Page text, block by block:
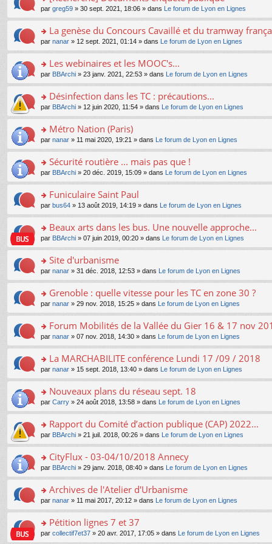
ré
c
e
nt
pl
u
s
ré
c
e
nt
n
le
pl
u
s
ré
c
e
nt
a
g
e
n
n
le
pl
u
s
ré
c
e
nt
e
s
a
g
e
n
n
le
pl
u
s
ré
c
e
nt
ult
er
le
m
e
s
a
g
e
n
n
le
pl
u
s
ré
c
e
nt
o
n
s
ult
er
le
m
e
s
a
g
e
n
n
le
pl
u
s
ré
c
e
nt
par greg59 » 30 sept. 2021, 18:06 » dans Le forum de Lyon en Lignes
o
n
s
ult
er
le
m
e
s
a
g
e
n
n
le
pl
u
s
ré
c
e
nt
La genèse du Concours Cavaillé et du tramway
par nanar » 12 sept. 2021, 01:14 » dans Le forum de Lyon en Lignes
o
n
s
ult
er
le
m
e
s
a
g
e
n
n
le
pl
u
s
ré
c
e
nt
Les webinaires et les MOOC's...
par BBArchi » 23 janv. 2021, 22:53 » dans Le forum de Lyon en Lignes
o
n
s
ult
er
le
m
e
s
a
g
e
n
n
le
pl
u
s
ré
c
e
nt
Désinfection dans les TC : précautions...
par BBArchi » 12 juin 2020, 11:54 » dans Le forum de Lyon en Lignes
o
n
s
ult
er
le
m
e
s
a
g
e
n
n
le
pl
u
s
ré
c
e
nt
Métro Nation (Paris)
par nanar » 11 mai 2020, 19:21 » dans Le forum de Lyon en Lignes
o
n
s
ult
er
le
m
e
s
a
g
e
n
n
le
pl
u
s
ré
c
e
nt
Sécurité routière ... mais pas que !
par BBArchi » 20 déc. 2019, 15:09 » dans Le forum de Lyon en Lignes
o
n
s
ult
er
le
m
e
s
a
g
e
n
n
le
pl
u
s
ré
c
e
nt
Funiculaire Saint Paul
par bus64 » 13 août 2019, 14:19 » dans Le forum de Lyon en Lignes
o
n
s
ult
er
le
m
e
s
a
g
e
n
n
le
pl
u
s
ré
c
e
nt
Beaux arts dans les bus. Une nouvelle approche...
par BBArchi » 07 juin 2019, 00:20 » dans Le forum de Lyon en Lignes
o
n
s
ult
er
le
m
e
s
a
g
e
n
n
le
pl
u
s
ré
c
e
nt
Site d'urbanisme
par nanar » 31 déc. 2018, 12:53 » dans Le forum de Lyon en Lignes
o
n
s
ult
er
le
m
e
s
a
g
e
n
n
le
pl
u
s
ré
c
e
nt
Grenoble : quelle vitesse pour les TC en zone 30 ?
par nanar » 29 nov. 2018, 15:25 » dans Le forum de Lyon en Lignes
o
n
s
ult
er
le
m
e
s
a
g
e
n
n
le
pl
u
s
ré
c
Forum Mobilités de la Vallée du Gier 16 & 17 nov
par nanar » 07 nov. 2018, 14:30 » dans Le forum de Lyon en Lignes
o
n
s
ult
er
le
m
e
s
a
g
e
n
n
le
pl
u
La MARCHABILITE conférence Lundi 17 /09 / 2018
par nanar » 15 sept. 2018, 13:40 » dans Le forum de Lyon en Lignes
o
n
s
ult
er
le
m
e
s
a
g
e
n
n
Nouveaux plans du réseau sept. 18
par Carry » 24 août 2018, 13:58 » dans Le forum de Lyon en Lignes
o
n
s
ult
er
le
m
e
s
a
g
Rapport du Comité d’action publique (CAP) 2022...
par BBArchi » 21 juil. 2018, 00:26 » dans Le forum de Lyon en Lignes
o
n
s
ult
er
le
m
e
s
CityFlux - 03-04/10/2018 Annecy
par BBArchi » 29 janv. 2018, 08:40 » dans Le forum de Lyon en Lignes
o
n
s
ult
er
Archives de l'Atelier d'Urbanisme
par nanar » 11 mai 2017, 20:12 » dans Le forum de Lyon en Lignes
o
n
Pétition lignes 7 et 37
par collectif7et37 » 20 avr. 2017, 17:05 » dans Le forum de Lyon en Lignes